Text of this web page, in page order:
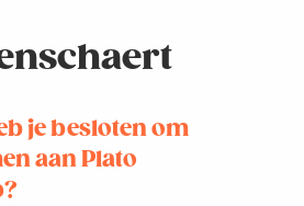
je besloten om
aan Plato